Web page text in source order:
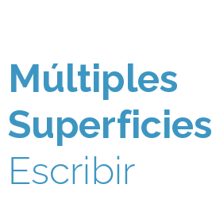
Múltiples
Superficies
Escribir